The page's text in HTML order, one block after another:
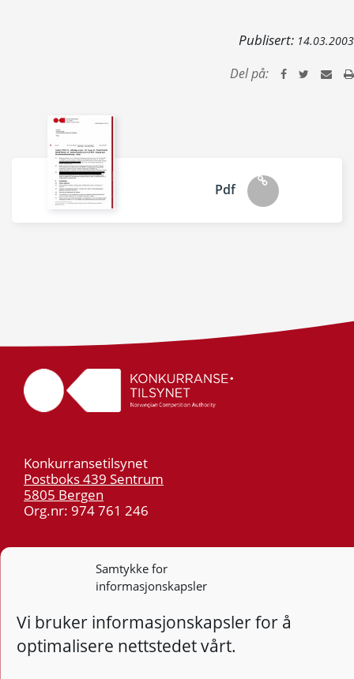
Samtykke for
informasjonskapsler
Vi bruker informasjonskapsler for å
optimalisere nettstedet vårt.
Publisert: 14.03.2003
Del på:
Pdf
Konkurransetilsynet
Postboks 439 Sentrum
5805 Bergen
Org.nr: 974 761 246
post@kt.no